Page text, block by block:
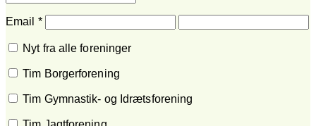
Email *
Nyt fra alle foreninger
Tim Borgerforening
Tim Gymnastik- og Idrætsforening